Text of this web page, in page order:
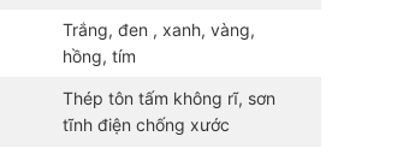
Trắng, đen , xanh, vàng,
hồng, tím
Thép tôn tấm không rĩ, sơn
tĩnh điện chống xước